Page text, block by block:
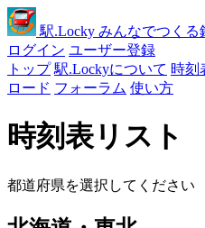
駅.Locky みんなでつくる
ログイン ユーザー登録
トップ 駅.Lockyについて 時刻
ロード フォーラム 使い方
時刻表リスト
都道府県を選択してください